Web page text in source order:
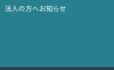
法人の方へお知らせ